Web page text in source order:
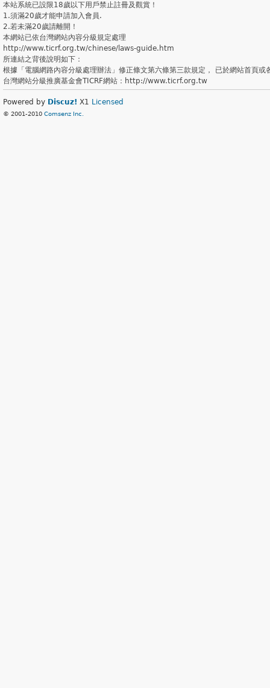
本站系統已設限18歲以下用戶禁止註冊及觀賞！
1.須滿20歲才能申請加入會員.
2.若未滿20歲請離開！
本網站已依台灣網站內容分級規定處理
http://www.ticrf.org.tw/chinese/laws-guide.htm
所連結之背後說明如下：
根據「電腦網路內容分級處理辦法」修正條文第六條第三款規定， 已於網站首頁
台灣網站分級推廣基金會TICRF網站：http://www.ticrf.org.tw
Powered by Discuz! X1 Licensed
© 2001-2010 Comsenz Inc.